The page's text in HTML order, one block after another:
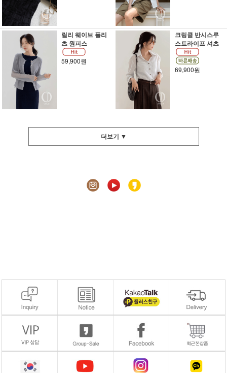
릴리 웨이브 플리
츠 원피스
59,900원
크링클 반시스루
스트라이프 셔츠
69,900원
더보기 ▼